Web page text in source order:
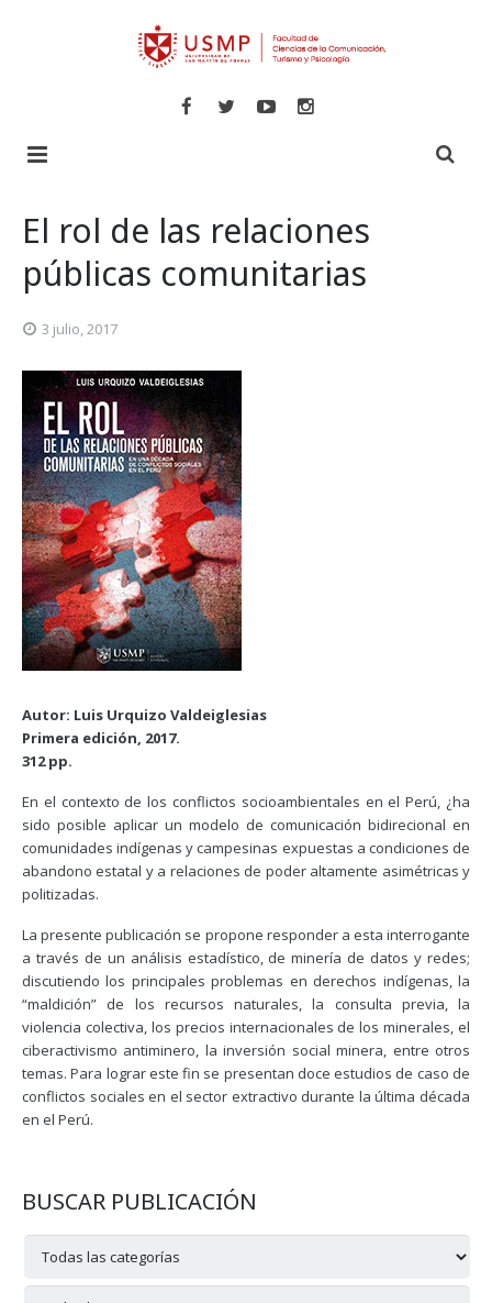
Libros
Psicología
Veritas
El rol de las relaciones
públicas comunitarias
3 julio, 2017
Autor: Luis Urquizo Valdeiglesias
Primera edición, 2017.
312 pp.
En el contexto de los conflictos socioambientales en el Perú, ¿ha
sido posible aplicar un modelo de comunicación bidirecional en
comunidades indígenas y campesinas expuestas a condiciones de
abandono estatal y a relaciones de poder altamente asimétricas y
politizadas.
La presente publicación se propone responder a esta interrogante
a través de un análisis estadístico, de minería de datos y redes;
discutiendo los principales problemas en derechos indígenas, la
“maldición” de los recursos naturales, la consulta previa, la
violencia colectiva, los precios internacionales de los minerales, el
ciberactivismo antiminero, la inversión social minera, entre otros
temas. Para lograr este fin se presentan doce estudios de caso de
conflictos sociales en el sector extractivo durante la última década
en el Perú.
BUSCAR PUBLICACIÓN